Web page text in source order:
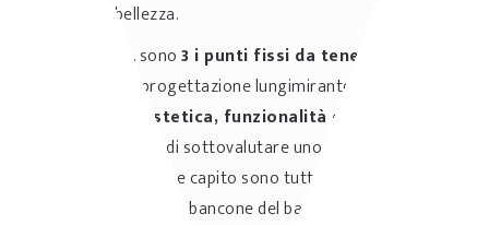
perdere in bellezza.
Concludendo, sono3 i punti fissi da tenere a
in una progettazione lungimirante ed efficiente
estetica, funzionalità e durabilità
Non fate l’errore di sottovalutare uno di questi aspetti,
perché come avrete capito sono tutti fattori primari
nell’allestimento del bancone del bar.